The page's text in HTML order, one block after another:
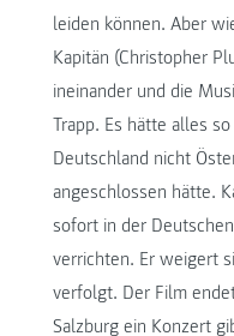
leiden können. Aber
Kapitän (Christopher
ineinander und die
Trapp. Es hätte alles
Deutschland nicht
angeschlossen hätte.
sofort in der
verrichten. Er weigert
verfolgt. Der Film
Salzburg ein Konzert